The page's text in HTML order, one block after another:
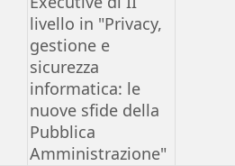
livello in "Privacy,
gestione e
sicurezza
informatica: le
nuove sfide della
Pubblica
Amministrazione"